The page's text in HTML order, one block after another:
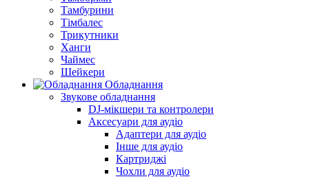
Тамбурини
Тімбалес
Трикутники
Ханги
Чаймес
Шейкери
Обладнання
Звукове обладнання
DJ-мікшери та контролери
Аксесуари для аудіо
Адаптери для аудіо
Інше для аудіо
Картриджі
Чохли для аудіо